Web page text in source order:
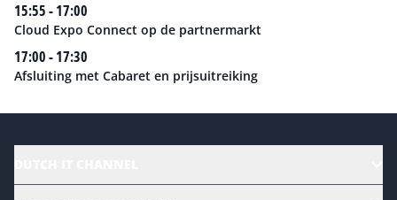
15:55 - 17:00
Cloud Expo Connect op de partnermarkt
17:00 - 17:30
Afsluiting met Cabaret en prijsuitreiking